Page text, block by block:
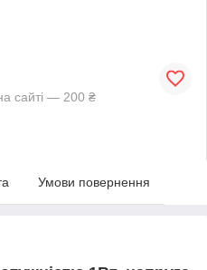
сайті — 200 ₴
Умови повернення